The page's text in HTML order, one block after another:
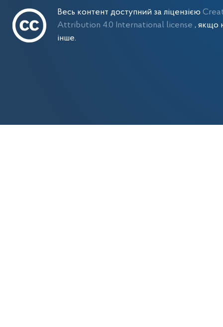
Весь контент доступний за ліцензією
Attribution 4.0 International license , якщо
інше.